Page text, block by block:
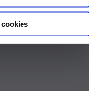
- søndag - også på